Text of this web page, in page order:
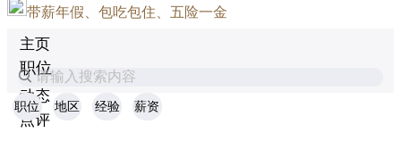
带薪年假、包吃包住、五险一金
主页
职位
动态
点评
请输入搜索内容
职位 地区 经验 薪资